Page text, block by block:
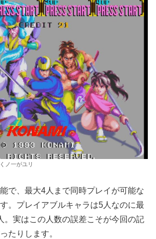
ノ一がユリ
で、最大4人まで同時プレイが可能な
。プレイアブルキャラは5人なのに最
。実はこの人数の誤差こそが今回の記
たりします。